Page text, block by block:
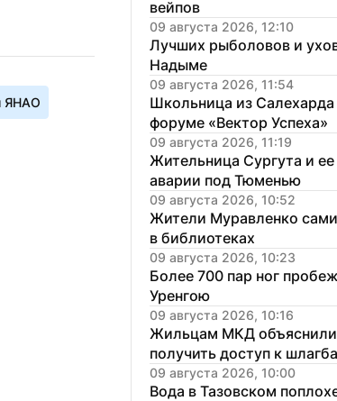
ЯНАО
вейпов
09 августа 2026, 12:10
Лучших рыболовов и
Надыме
09 августа 2026, 11:54
Школьница из
форуме «Вектор Успеха»
09 августа 2026, 11:19
Жительница Сургута и
аварии под Тюменью
09 августа 2026, 10:52
Жители Муравленко
в библиотеках
09 августа 2026, 10:23
Более 700 пар ног
Уренгою
09 августа 2026, 10:16
Жильцам МКД
получить доступ к
09 августа 2026, 10:00
Вода в Тазовском